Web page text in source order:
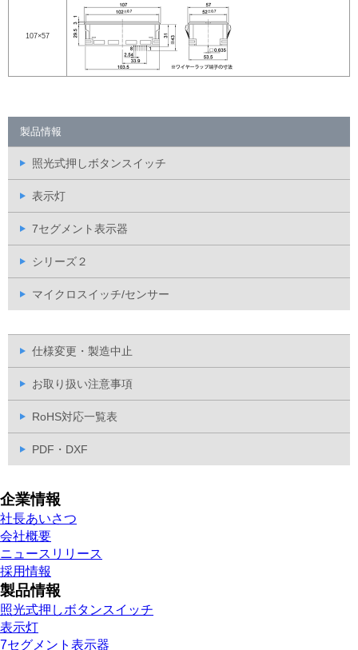
107×57
製品情報
照光式押しボタンスイッチ
表示灯
7セグメント表示器
シリーズ２
マイクロスイッチ/センサー
仕様変更・製造中止
お取り扱い注意事項
RoHS対応一覧表
PDF・DXF
企業情報
社長あいさつ
会社概要
ニュースリリース
採用情報
製品情報
照光式押しボタンスイッチ
表示灯
7セグメント表示器